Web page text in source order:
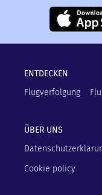
ENTDECKEN
Flugverfolgung
ÜBER UNS
Cookie policy